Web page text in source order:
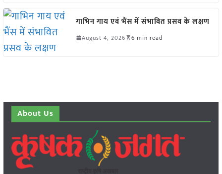
गाभिन गाय एवं भैंस में संभावित प्रसव के लक्षण
August 4, 2026 6 min read
About Us